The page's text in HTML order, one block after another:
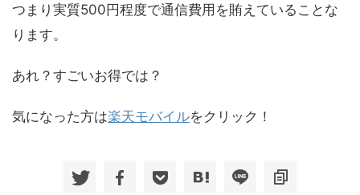
つまり実質500円程度で通信費用を賄えていることな
ります。
あれ？すごいお得では？
気になった方は楽天モバイルをクリック！